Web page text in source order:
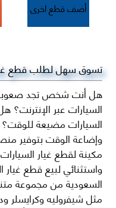
أضف قطع اخرى
تسوق سهل لطلب قطع
هل أنت شخص تجد
السيارات عبر الإنترنت؟
السيارات مضيعة
وإضاعة الوقت بتوفير
مكينة لقطع غيار
واستثنائي لبيع قطع غيار
السعودية من مجموعة
مثل شيفروليه وكرايسلر